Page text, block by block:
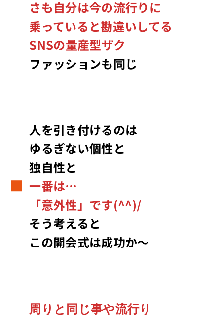
さも自分は今の流行りに
乗っていると勘違いしてる
SNSの量産型ザク
ファッションも同じ
人を引き付けるのは
ゆるぎない個性と
独自性と
一番は…
「意外性」です(^^)/
そう考えると
この開会式は成功か～
周りと同じ事や流行り